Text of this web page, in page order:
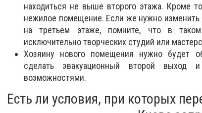
находиться не выше второго этажа. Кроме
нежилое помещение. Если же нужно изменить
на третьем этаже, помните, что в
исключительно творческих студий или
Хозяину нового помещения нужно будет
сделать эвакуационный второй
возможностями.
Есть ли условия, при которых